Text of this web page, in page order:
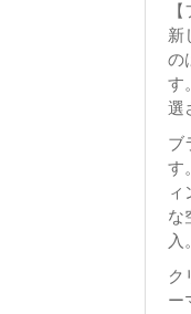
新
の
す
選
ブ
す
ィ
な
入
ク
ー